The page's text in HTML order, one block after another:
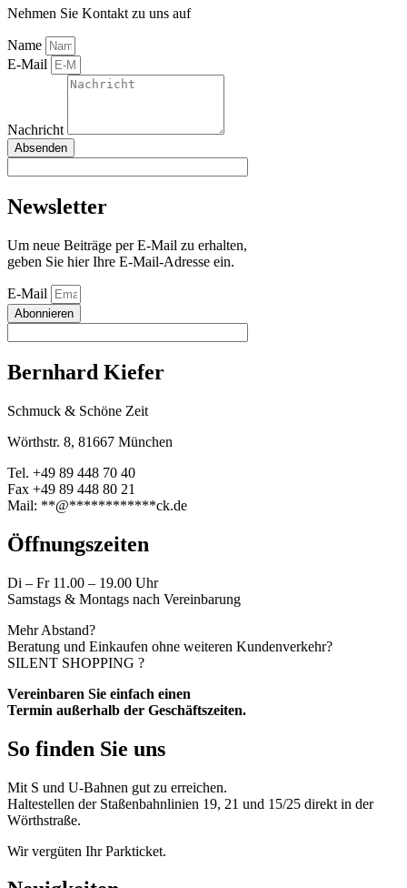
Nehmen Sie Kontakt zu uns auf
Name
E-Mail
Nachricht
Absenden
Newsletter
Um neue Beiträge per E-Mail zu erhalten,
geben Sie hier Ihre E-Mail-Adresse ein.
E-Mail
Abonnieren
Bernhard Kiefer
Schmuck & Schöne Zeit
Wörthstr. 8, 81667 München
Tel. +49 89 448 70 40
Fax +49 89 448 80 21
Mail: **@************ck.de
Öffnungszeiten
Di – Fr 11.00 – 19.00 Uhr
Samstags & Montags nach Vereinbarung
Mehr Abstand?
Beratung und Einkaufen ohne weiteren Kundenverkehr?
SILENT SHOPPING ?
Vereinbaren Sie einfach einen
Termin außerhalb der Geschäftszeiten.
So finden Sie uns
Mit S und U-Bahnen gut zu erreichen.
Haltestellen der Staßenbahnlinien 19, 21 und 15/25 direkt in der
Wörthstraße.
Wir vergüten Ihr Parkticket.